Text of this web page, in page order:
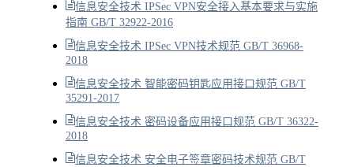
信息安全技术 IPSec VPN安全接入基本要求与实施
指南 GB/T 32922-2016
信息安全技术 IPSec VPN技术规范 GB/T 36968-
2018
信息安全技术 智能密码钥匙应用接口规范 GB/T
35291-2017
信息安全技术 密码设备应用接口规范 GB/T 36322-
2018
信息安全技术 安全电子签章密码技术规范 GB/T